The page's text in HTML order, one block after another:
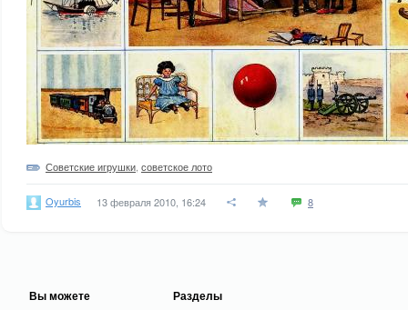
Советские игрушки советское лото
Oyurbis 13 февраля 2010, 16:24 8
Вы можете Разделы